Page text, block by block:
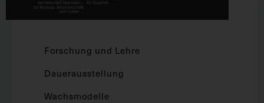
Forschung und Lehre
Dauerausstellung
Wachsmodelle